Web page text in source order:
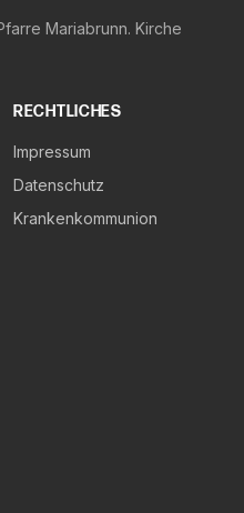
Mariabrunn. Kirche
RECHTLICHES
Impressum
Datenschutz
Krankenkommunion